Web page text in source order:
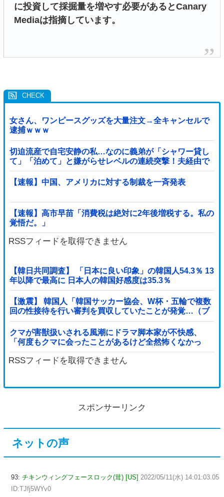
に投資して採掘量を増やす必要があるとCanary
Mediaは指摘しています。
女さん、ワンピースグッズを大量注文→全キャンセルで
逮捕ｗｗｗ
切迫流産で自宅安静の私…なのに義弟が「シャワー貸し
て」「泊めて」と嫌がらせレベルの連続突撃！夫経由で
断ると私に直接LINEしてきて絶句←大人しく自宅の風呂
に入れよ
【速報】中国、アメリカに対する制裁を一斉発表
【速報】高市早苗「消費税は絶対に2年後増税する。私の
覚悟だ。」
RSSフィードを取得できません
【韓日共同調査】 「日本に良い印象」の韓国人54.3％ 13
年以降で最高に 日本人の韓国好感度は35.3％
【激震】 韓国人「韓国サッカー協会、W杯・五輪で複数
回の性接待を行い審判を買収していたことが発覚…（ブ
ルブル」＝韓国の反応
クマが害獣扱いされる風潮にドラマ脚本家が不快感、
「何度もクマに会ったことがあるけど全然怖くなかっ
た」と主張しており……他
RSSフィードを取得できません
スポンサーリンク
ネットの声
93: チキンウィングフェースロック(茸) [US] 2022/05/11(水) 14:01:03.05
ID:TJfj5WYv0